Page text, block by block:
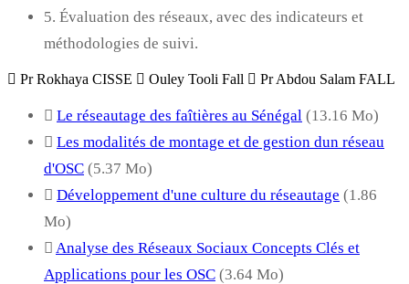
5. Évaluation des réseaux, avec des indicateurs et
méthodologies de suivi.
Pr Rokhaya CISSE Ouley Tooli Fall Pr Abdou Salam FALL
Le réseautage des faîtières au Sénégal (13.16 Mo)
Les modalités de montage et de gestion dun réseau
d'OSC (5.37 Mo)
Développement d'une culture du réseautage (1.86
Mo)
Analyse des Réseaux Sociaux Concepts Clés et
Applications pour les OSC (3.64 Mo)